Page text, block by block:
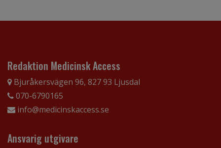
Redaktion Medicinsk Access
Bjuråkersvägen 96, 827 93 Ljusdal
070-6790165
info@medicinskaccess.se
Ansvarig utgivare